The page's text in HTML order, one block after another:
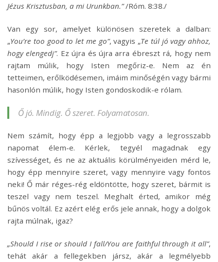
Jézus Krisztusban, a mi Urunkban.”/Róm. 8:38./
Van egy sor, amelyet különösen szeretek a dalban:
„You’re too good to let me go”, vagyis „Te túl jó vagy ahhoz,
hogy elengedj”. Ez újra és újra arra ébreszt rá, hogy nem
rajtam múlik, hogy Isten megőriz-e. Nem az én
tetteimen, erőlködésemen, imáim minőségén vagy bármi
hasonlón múlik, hogy Isten gondoskodik-e rólam.
Ő jó. Mindig. Ő szeret. Folyamatosan.
Nem számít, hogy épp a legjobb vagy a legrosszabb
napomat élem-e. Kérlek, tegyél magadnak egy
szívességet, és ne az aktuális körülményeiden mérd le,
hogy épp mennyire szeret, vagy mennyire vagy fontos
neki! Ő már réges-rég eldöntötte, hogy szeret, bármit is
teszel vagy nem teszel. Meghalt érted, amikor még
bűnös voltál. Ez azért elég erős jele annak, hogy a dolgok
rajta múlnak, igaz?
„Should I rise or should I fall/You are faithful through it all”,
tehát akár a fellegekben jársz, akár a legmélyebb